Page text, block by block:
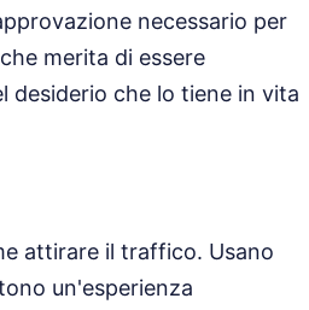
necessario per
merita di essere
desiderio che lo tiene in vita
attirare il traffico. Usano
un'esperienza